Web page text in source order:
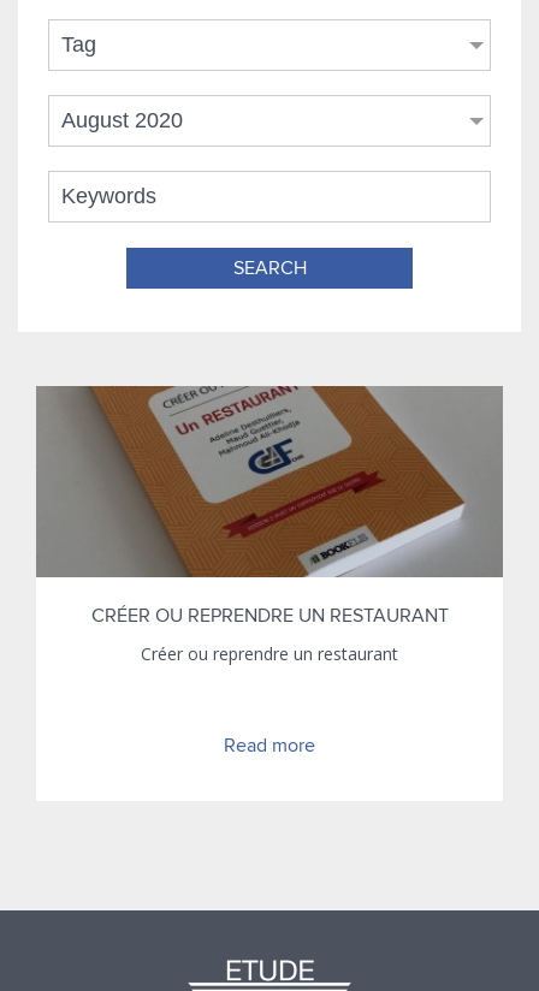
Tag
August 2020
SEARCH
CRÉER OU REPRENDRE UN RESTAURANT
Créer ou reprendre un restaurant
Read more